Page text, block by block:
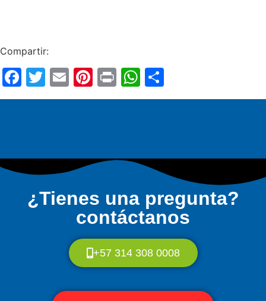
Compartir:
Facebook
Twitter
EmailPinterest
PrintWhatsApp
¿Tienes una pregunta?
contáctanos
+57 314 308 0008